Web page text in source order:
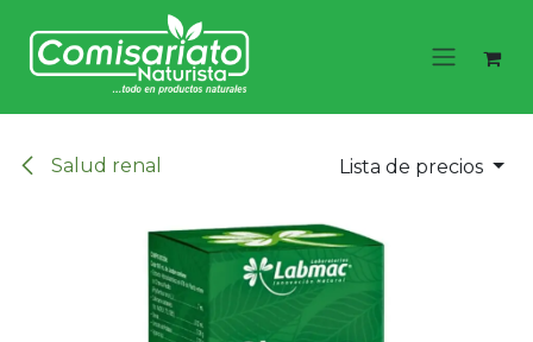
Salud renal Lista de precios